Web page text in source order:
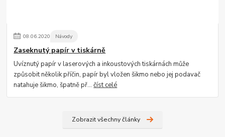
08.06.2020 Návody
Zaseknutý papír v tiskárně
Uvíznutý papír v laserových a inkoustových tiskárnách může
způsobit několik příčin, papír byl vložen šikmo nebo jej podavač
natahuje šikmo, špatně př...číst celé
Zobrazit všechny články